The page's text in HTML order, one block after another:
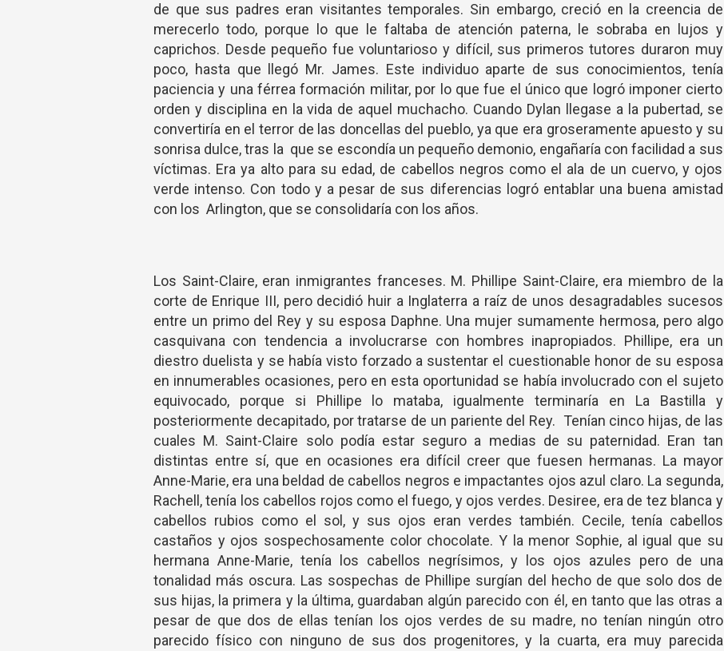
de que sus padres eran visitantes temporales. Sin embargo, creció en la creencia de
merecerlo todo, porque lo que le faltaba de atención paterna, le sobraba en lujos y
caprichos. Desde pequeño fue voluntarioso y difícil, sus primeros tutores duraron muy
poco, hasta que llegó Mr. James. Este individuo aparte de sus conocimientos, tenía
paciencia y una férrea formación militar, por lo que fue el único que logró imponer cierto
orden y disciplina en la vida de aquel muchacho. Cuando Dylan llegase a la pubertad, se
convertiría en el terror de las doncellas del pueblo, ya que era groseramente apuesto y su
sonrisa dulce, tras la que se escondía un pequeño demonio, engañaría con facilidad a sus
víctimas. Era ya alto para su edad, de cabellos negros como el ala de un cuervo, y ojos
verde intenso. Con todo y a pesar de sus diferencias logró entablar una buena amistad
con los Arlington, que se consolidaría con los años.
Los Saint-Claire, eran inmigrantes franceses. M. Phillipe Saint-Claire, era miembro de la
corte de Enrique III, pero decidió huir a Inglaterra a raíz de unos desagradables sucesos
entre un primo del Rey y su esposa Daphne. Una mujer sumamente hermosa, pero algo
casquivana con tendencia a involucrarse con hombres inapropiados. Phillipe, era un
diestro duelista y se había visto forzado a sustentar el cuestionable honor de su esposa
en innumerables ocasiones, pero en esta oportunidad se había involucrado con el sujeto
equivocado, porque si Phillipe lo mataba, igualmente terminaría en La Bastilla y
posteriormente decapitado, por tratarse de un pariente del Rey. Tenían cinco hijas, de las
cuales M. Saint-Claire solo podía estar seguro a medias de su paternidad. Eran tan
distintas entre sí, que en ocasiones era difícil creer que fuesen hermanas. La mayor
Anne-Marie, era una beldad de cabellos negros e impactantes ojos azul claro. La segunda,
Rachell, tenía los cabellos rojos como el fuego, y ojos verdes. Desiree, era de tez blanca y
cabellos rubios como el sol, y sus ojos eran verdes también. Cecile, tenía cabellos
castaños y ojos sospechosamente color chocolate. Y la menor Sophie, al igual que su
hermana Anne-Marie, tenía los cabellos negrísimos, y los ojos azules pero de una
tonalidad más oscura. Las sospechas de Phillipe surgían del hecho de que solo dos de
sus hijas, la primera y la última, guardaban algún parecido con él, en tanto que las otras a
pesar de que dos de ellas tenían los ojos verdes de su madre, no tenían ningún otro
parecido físico con ninguno de sus dos progenitores, y la cuarta, era muy parecida